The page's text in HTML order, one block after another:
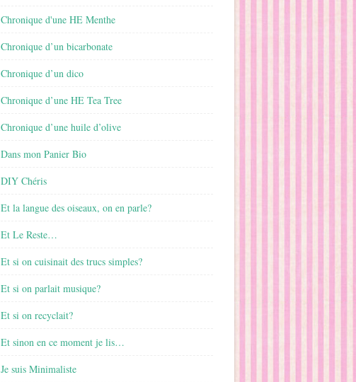
Chronique d'une HE Menthe
Chronique d’un bicarbonate
Chronique d’un dico
Chronique d’une HE Tea Tree
Chronique d’une huile d’olive
Dans mon Panier Bio
DIY Chéris
Et la langue des oiseaux, on en parle?
Et Le Reste…
Et si on cuisinait des trucs simples?
Et si on parlait musique?
Et si on recyclait?
Et sinon en ce moment je lis…
Je suis Minimaliste